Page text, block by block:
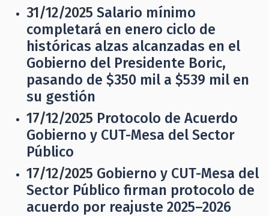
31/12/2025 Salario mínimo
completará en enero ciclo de
históricas alzas alcanzadas en el
Gobierno del Presidente Boric,
pasando de $350 mil a $539 mil en
su gestión
17/12/2025 Protocolo de Acuerdo
Gobierno y CUT-Mesa del Sector
Público
17/12/2025 Gobierno y CUT-Mesa del
Sector Público firman protocolo de
acuerdo por reajuste 2025–2026